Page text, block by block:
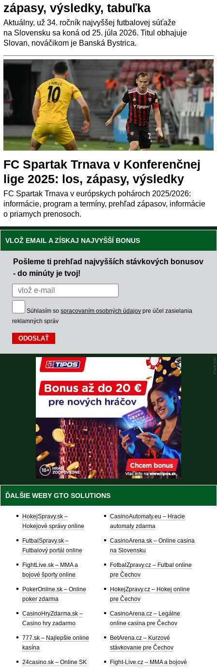
zápasy, výsledky, tabuľka
Aktuálny, už 34. ročník najvyššej futbalovej súťaže
na Slovensku sa koná od 25. júla 2026. Titul obhajuje
Slovan, nováčikom je Banská Bystrica.
FC Spartak Trnava v Konferenčnej
lige 2025: los, zápasy, výsledky
FC Spartak Trnava v európskych pohároch 2025/2026:
informácie, program a termíny, prehľad zápasov, informácie
o priamych prenosoch.
VLOŽ EMAIL A ZÍSKAJ NAJVYŠŠÍ BONUS
Pošleme ti prehľad najvyšších stávkových bonusov
- do minúty je tvoj!
Súhlasím so spracovaním osobných údajov pre účel zasielania
reklamných správ
ĎALŠIE WEBY GTO SOLUTIONS
HokejSpravy.sk –
Hokejové správy online
FutbalSpravy.sk –
Futbalový portál online
FightLive.sk – MMA a
bojové športy online
PokerOnline.sk – Online
poker zdarma
CasinoHryZdarma.sk –
Casino hry zadarmo
777.sk – Najlepšie online
kasína
24casino.sk – Online SK
CasinoAutomaty.eu – Hracie
automaty zdarma
CasinoArena.sk – Online casina
na Slovensku
FotbalZpravy.cz – Futbal online
pre Čechov
HokejZpravy.cz – Hokej online
pre Čechov
CasinoArena.cz – Legálne
online casina pre Čechov
BetArena.cz – Kurzové
stávkovanie pre Čechov
Fight-Live.cz – MMA a bojové